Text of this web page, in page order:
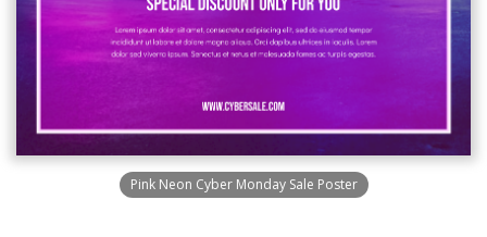
Pink Neon Cyber Monday Sale Poster